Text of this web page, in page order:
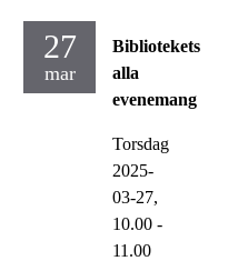
27
mar
Bibliotekets
alla
evenemang
Torsdag
2025-
03-27,
10.00 -
11.00